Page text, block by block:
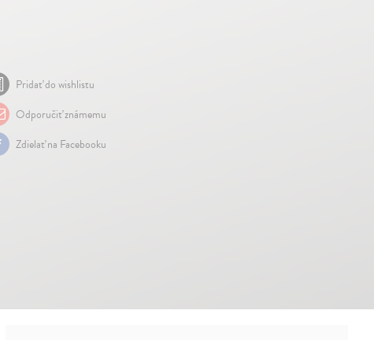
Pridať do wishlistu
Odporučiť známemu
Zdielať na Facebooku